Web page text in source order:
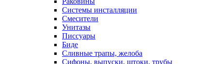
Системы инсталляции
Смесители
Унитазы
Писсуары
Биде
Сливные трапы, желоба
Сифоны, выпуски, штоки, трубы